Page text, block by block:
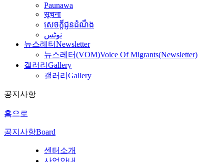
Paunawa
सूचना
សេចក្តីជូនដំណឹង
نوٹس
뉴스레터Newsletter
뉴스레터(VOM)Voice Of Migrants(Newsletter)
갤러리 Gallery
갤러리 Gallery
공지사항
홈으로
공지사항Board
센터소개